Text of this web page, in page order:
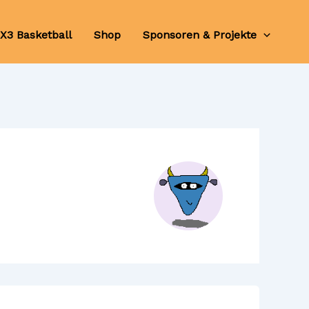
Basketball Shop Sponsoren & Projekte